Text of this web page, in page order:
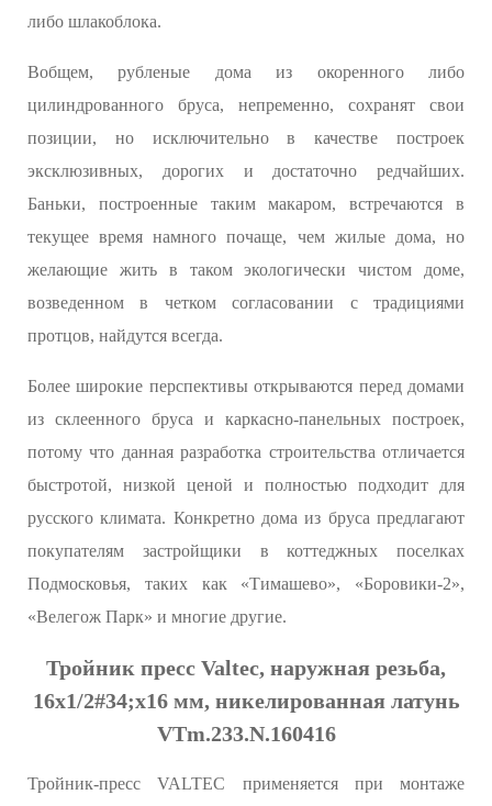
либо шлакоблока.
Вобщем, рубленые дома из окоренного либо
цилиндрованного бруса, непременно, сохранят свои
позиции, но исключительно в качестве построек
эксклюзивных, дорогих и достаточно редчайших.
Баньки, построенные таким макаром, встречаются в
текущее время намного почаще, чем жилые дома, но
желающие жить в таком экологически чистом доме,
возведенном в четком согласовании с традициями
протцов, найдутся всегда.
Более широкие перспективы открываются перед домами
из склеенного бруса и каркасно-панельных построек,
потому что данная разработка строительства отличается
быстротой, низкой ценой и полностью подходит для
русского климата. Конкретно дома из бруса предлагают
покупателям застройщики в коттеджных поселках
Подмосковья, таких как «Тимашево», «Боровики-2»,
«Велегож Парк» и многие другие.
Тройник пресс Valtec, наружная резьба,
16х1/2#34;х16 мм, никелированная латунь
VTm.233.N.160416
Тройник-пресс VALTEC применяется при монтаже